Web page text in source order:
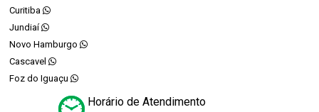
Curitiba
Jundiaí
Novo Hamburgo
Cascavel
Foz do Iguaçu
Horário de Atendimento